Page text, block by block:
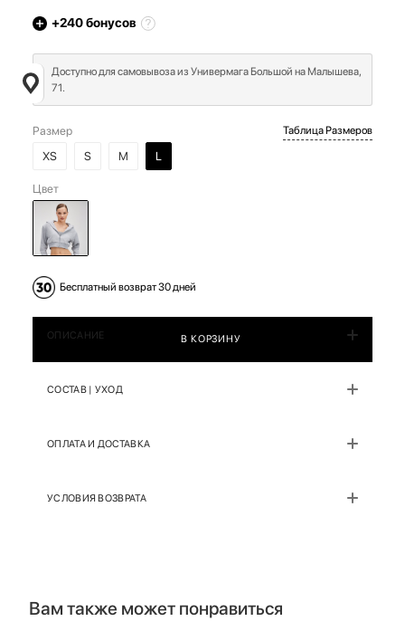
+240бонусов
Доступно для самовывоза из Универмага Большой на Малышева,
71.
Размер
XS
S M L
Таблица Размеров
Цвет
Бесплатный возврат 30 дней
В КОРЗИНУ
ОПИСАНИЕ
СОСТАВ | УХОД
ОПЛАТА И ДОСТАВКА
УСЛОВИЯ ВОЗВРАТА
Вам также может понравиться